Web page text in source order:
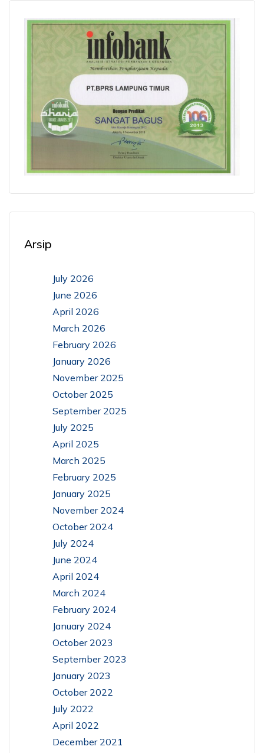
Arsip
July 2026
June 2026
April 2026
March 2026
February 2026
January 2026
November 2025
October 2025
September 2025
July 2025
April 2025
March 2025
February 2025
January 2025
November 2024
October 2024
July 2024
June 2024
April 2024
March 2024
February 2024
January 2024
October 2023
September 2023
January 2023
October 2022
July 2022
April 2022
December 2021